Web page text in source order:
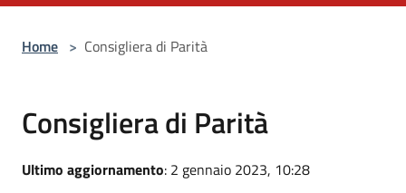
Home > Consigliera di Parità
Consigliera di Parità
Ultimo aggiornamento: 2 gennaio 2023, 10:28